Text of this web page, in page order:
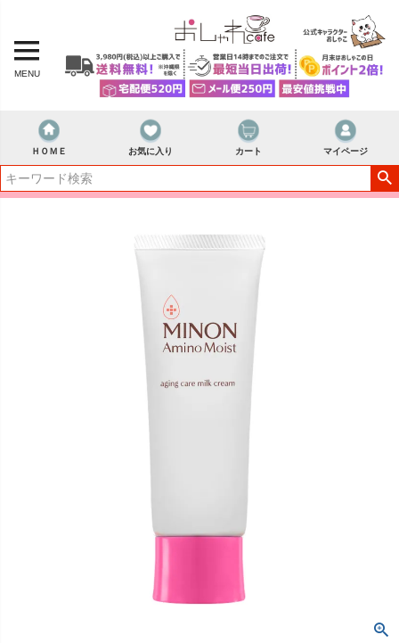
MENU
ＨＯＭＥ お気に入り カート マイページ